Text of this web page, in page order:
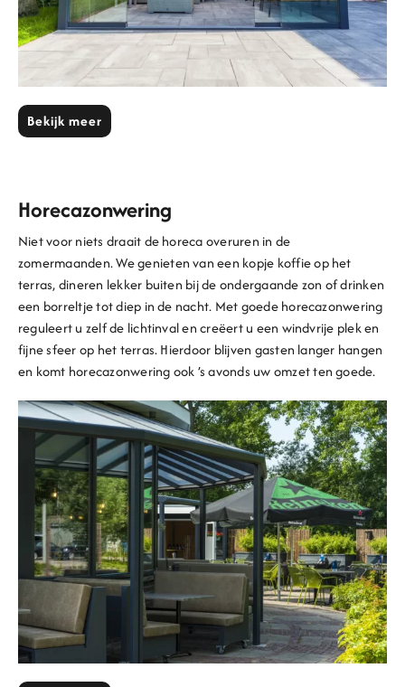
Bekijk meer
Horecazonwering
Niet voor niets draait de horeca overuren in de
zomermaanden. We genieten van een kopje koffie op het
terras, dineren lekker buiten bij de ondergaande zon of drinken
een borreltje tot diep in de nacht. Met goede horecazonwering
reguleert u zelf de lichtinval en creëert u een windvrije plek en
fijne sfeer op het terras. Hierdoor blijven gasten langer hangen
en komt horecazonwering ook ’s avonds uw omzet ten goede.